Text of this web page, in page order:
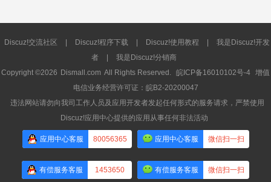
Discuz!交流社区 Discuz!程序下载 Discuz!使用教程
我是Discuz!开发
者
我是Discuz!分销商
Copyright ©2026 Dismall.com All Rights Reserved. 皖ICP备16010102号-4 增值
电信业务经营许可证：皖B2-20200047
违法网站请勿向我司工作人员及应用开发者发起任何形式的服务请求，严禁使用
Discuz!应用中心提供的应用从事任何非法活动
应用中心客服 80056365 应用中心客服 微信扫一扫
有偿服务客服 1453650 有偿服务客服 微信扫一扫